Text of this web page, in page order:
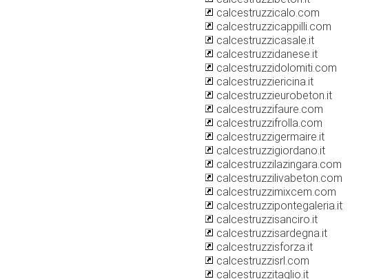
calcestruzzicalo.com
calcestruzzicappilli.com
calcestruzzicasale.it
calcestruzzidanese.it
calcestruzzidolomiti.com
calcestruzziericina.it
calcestruzzieurobeton.it
calcestruzzifaure.com
calcestruzzifrolla.com
calcestruzzigermaire.it
calcestruzzigiordano.it
calcestruzzilazingara.com
calcestruzzilivabeton.com
calcestruzzimixcem.com
calcestruzzipontegaleria.it
calcestruzzisanciro.it
calcestruzzisardegna.it
calcestruzzisforza.it
calcestruzzisrl.com
calcestruzzitaglio.it